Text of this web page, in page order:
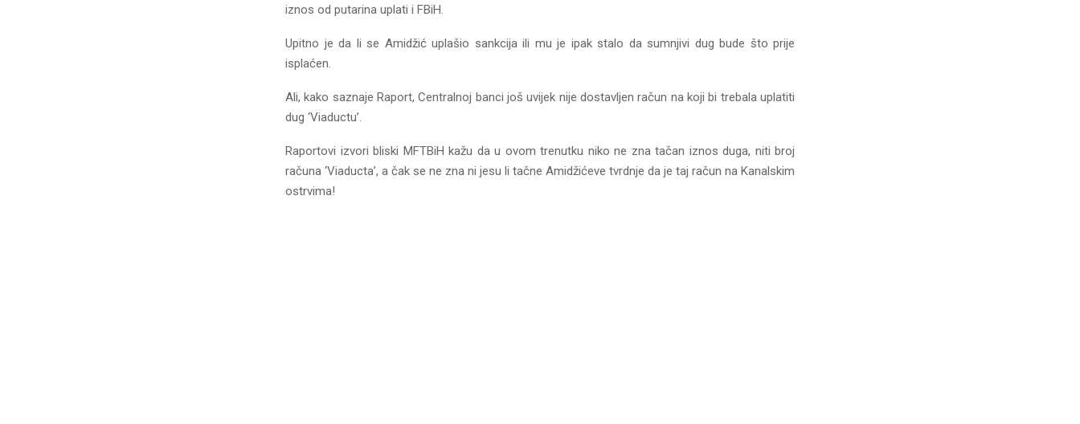
iznos od putarina uplati i FBiH.
Upitno je da li se Amidžić uplašio sankcija ili mu je ipak stalo da sumnjivi dug bude što prije
isplaćen.
Ali, kako saznaje Raport, Centralnoj banci još uvijek nije dostavljen račun na koji bi trebala uplatiti
dug ‘Viaductu’.
Raportovi izvori bliski MFTBiH kažu da u ovom trenutku niko ne zna tačan iznos duga, niti broj
računa ‘Viaducta’, a čak se ne zna ni jesu li tačne Amidžićeve tvrdnje da je taj račun na Kanalskim
ostrvima!